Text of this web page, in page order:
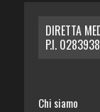
DIRETTA
P.I.
Chi siamo